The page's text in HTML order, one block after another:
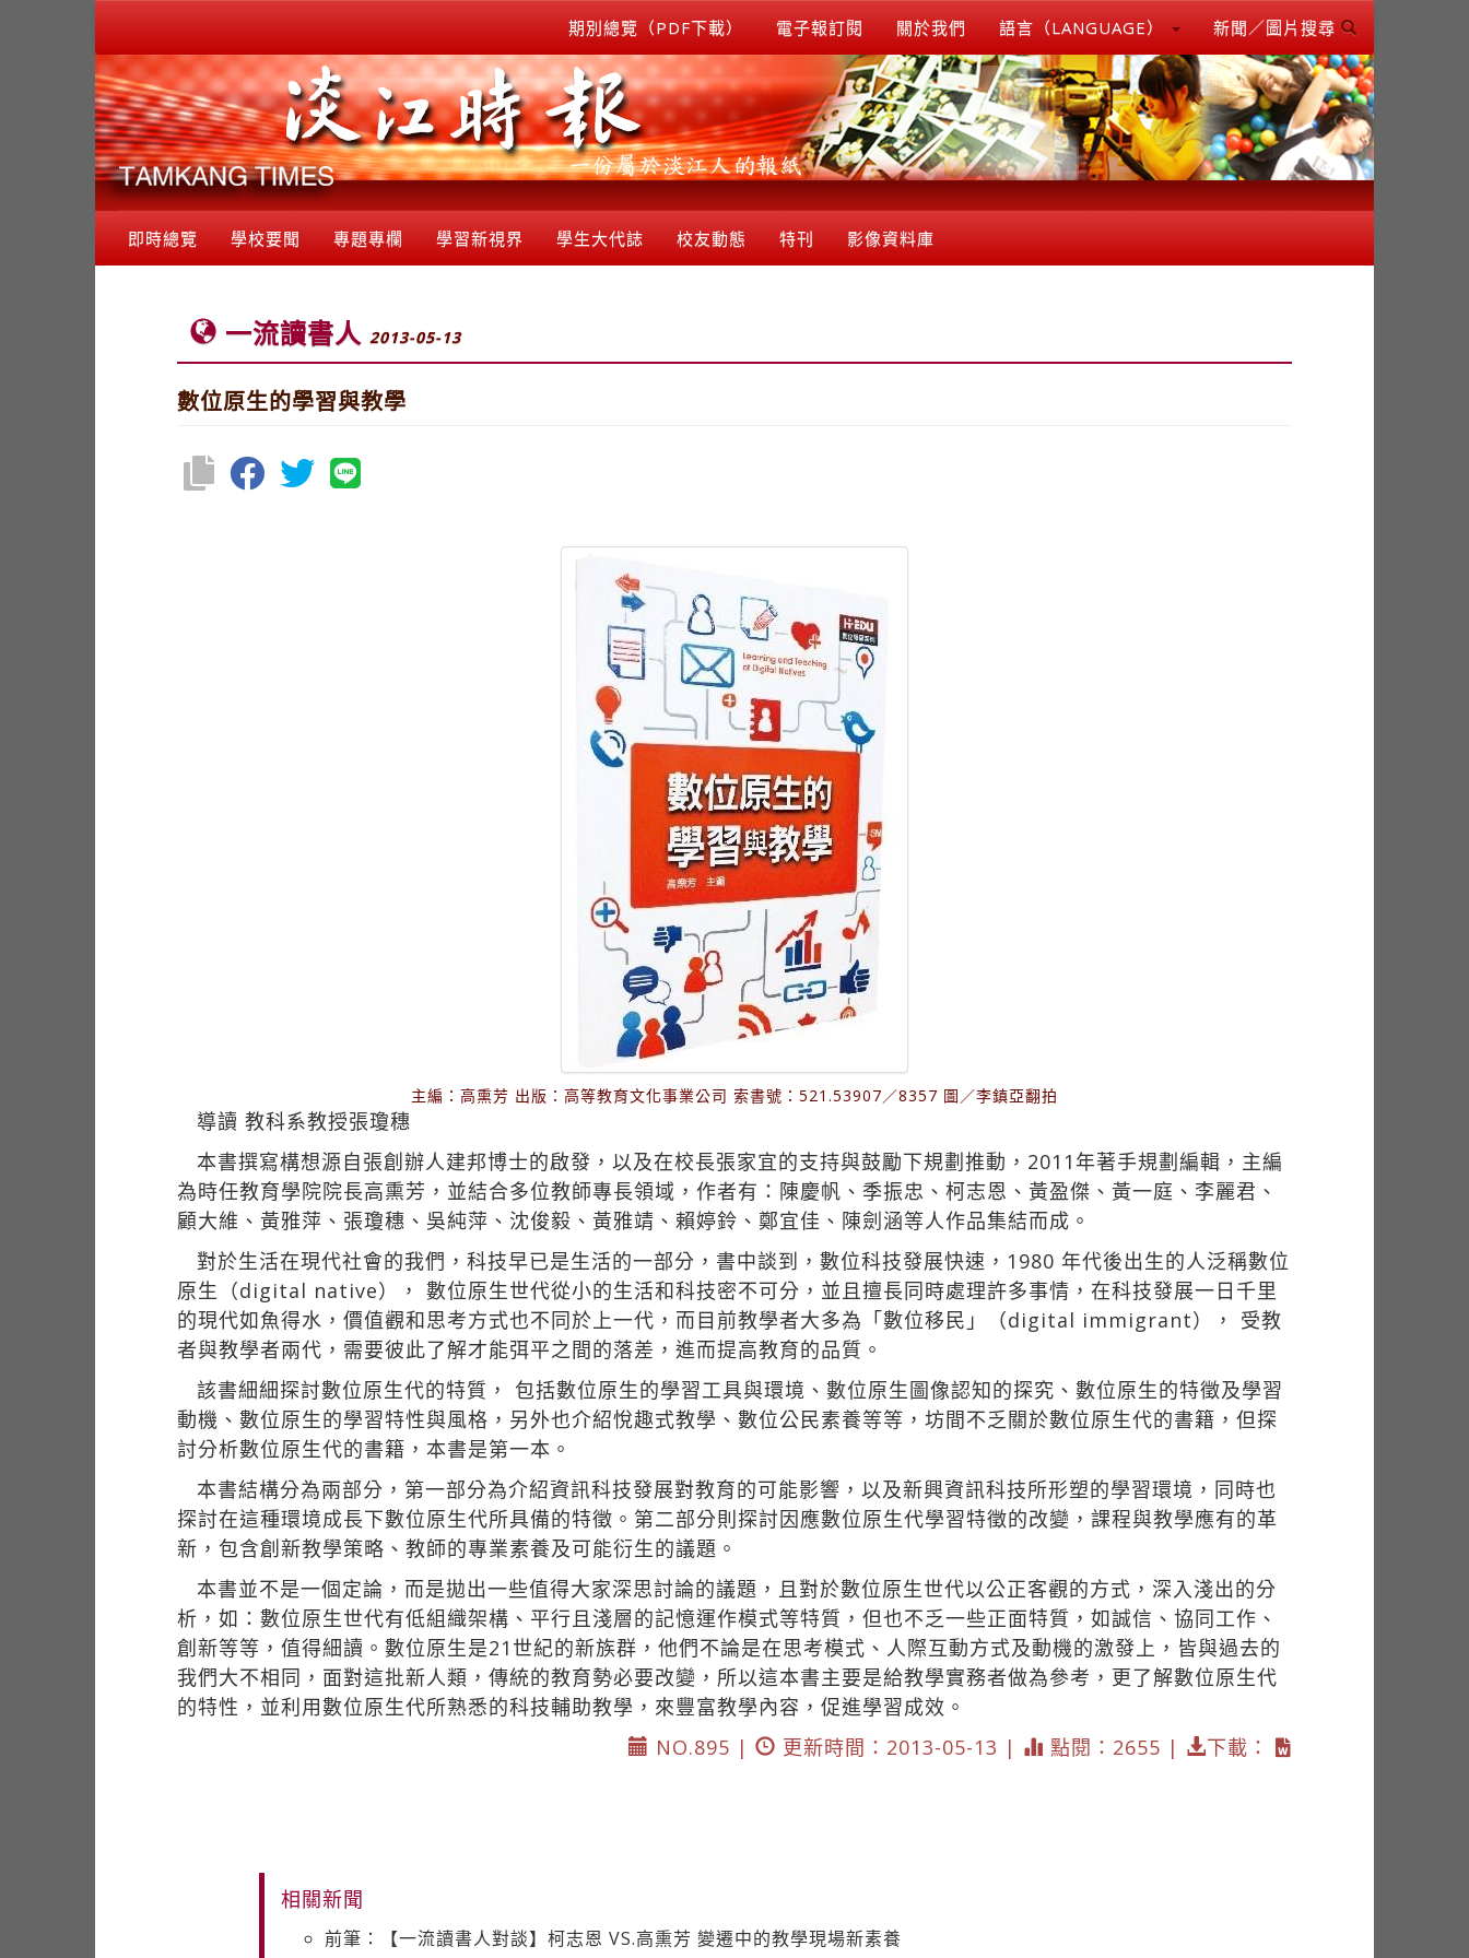
期別總覽（PDF下載） 電子報訂閱 關於我們 語言（LANGUAGE） 新聞／圖片搜尋
即時總覽 學校要聞 專題專欄 學習新視界 學生大代誌 校友動態 特刊 影像資料庫
一流讀書人 2013-05-13
數位原生的學習與教學
主編：高熏芳 出版：高等教育文化事業公司 索書號：521.53907／8357 圖／李鎮亞翻拍
導讀 教科系教授張瓊穗
本書撰寫構想源自張創辦人建邦博士的啟發，以及在校長張家宜的支持與鼓勵下規劃推動，2011年著手規劃編輯，主編
為時任教育學院院長高熏芳，並結合多位教師專長領域，作者有：陳慶帆、季振忠、柯志恩、黃盈傑、黃一庭、李麗君、
顧大維、黃雅萍、張瓊穗、吳純萍、沈俊毅、黃雅靖、賴婷鈴、鄭宜佳、陳劍涵等人作品集結而成。
對於生活在現代社會的我們，科技早已是生活的一部分，書中談到，數位科技發展快速，1980 年代後出生的人泛稱數位
原生（digital native）， 數位原生世代從小的生活和科技密不可分，並且擅長同時處理許多事情，在科技發展一日千里
的現代如魚得水，價值觀和思考方式也不同於上一代，而目前教學者大多為「數位移民」（digital immigrant）， 受教
者與教學者兩代，需要彼此了解才能弭平之間的落差，進而提高教育的品質。
該書細細探討數位原生代的特質， 包括數位原生的學習工具與環境、數位原生圖像認知的探究、數位原生的特徵及學習
動機、數位原生的學習特性與風格，另外也介紹悅趣式教學、數位公民素養等等，坊間不乏關於數位原生代的書籍，但探
討分析數位原生代的書籍，本書是第一本。
本書結構分為兩部分，第一部分為介紹資訊科技發展對教育的可能影響，以及新興資訊科技所形塑的學習環境，同時也
探討在這種環境成長下數位原生代所具備的特徵。第二部分則探討因應數位原生代學習特徵的改變，課程與教學應有的革
新，包含創新教學策略、教師的專業素養及可能衍生的議題。
本書並不是一個定論，而是拋出一些值得大家深思討論的議題，且對於數位原生世代以公正客觀的方式，深入淺出的分
析，如：數位原生世代有低組織架構、平行且淺層的記憶運作模式等特質，但也不乏一些正面特質，如誠信、協同工作、
創新等等，值得細讀。數位原生是21世紀的新族群，他們不論是在思考模式、人際互動方式及動機的激發上，皆與過去的
我們大不相同，面對這批新人類，傳統的教育勢必要改變，所以這本書主要是給教學實務者做為參考，更了解數位原生代
的特性，並利用數位原生代所熟悉的科技輔助教學，來豐富教學內容，促進學習成效。
NO.895 |
更新時間：2013-05-13 | 點閱：2655 | 下載：
相關新聞
前筆：【一流讀書人對談】柯志恩 VS.高熏芳 變遷中的教學現場新素養